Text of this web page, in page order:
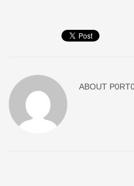
ABOUT